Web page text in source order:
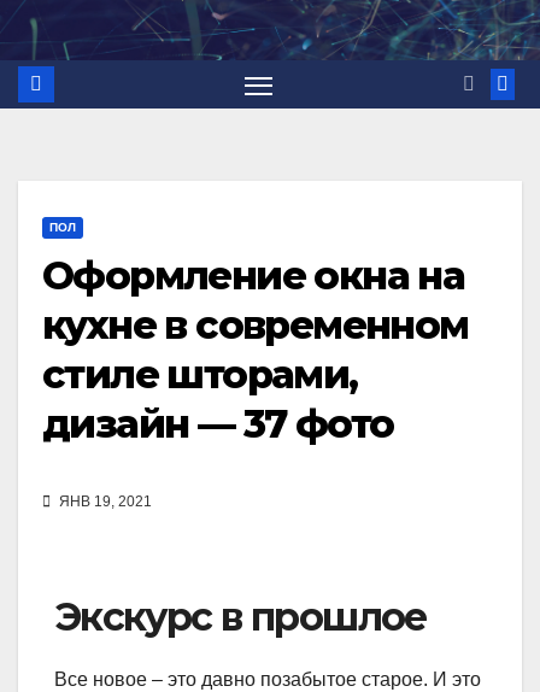
Перейти
содержимому
ПОЛ
Оформление окна на
кухне в современном
стиле шторами,
дизайн — 37 фото
ЯНВ 19, 2021
Экскурс в прошлое
Все новое – это давно позабытое старое. И это